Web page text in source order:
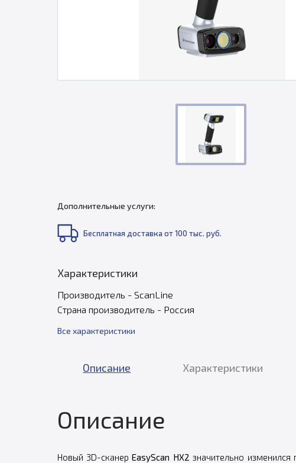
Дополнительные услуги:
Бесплатная доставка от 100 тыс. руб.
Характеристики
Производитель - ScanLine
Страна производитель - Россия
Все характеристики
Описание Характеристики
Описание
Новый 3D-сканерEasyScan HX2 значительно